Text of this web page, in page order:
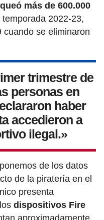
más de 600.000
2022-23,
cuando se eliminaron
trimestre de
personas en
haber
accedieron a
ilegal.»
de los datos
de la piratería en el
presenta
dispositivos Fire